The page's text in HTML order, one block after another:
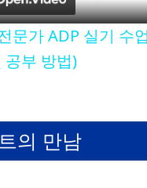
l
a
V
문가 ADP 실기 수
공부 방법)
의 만남